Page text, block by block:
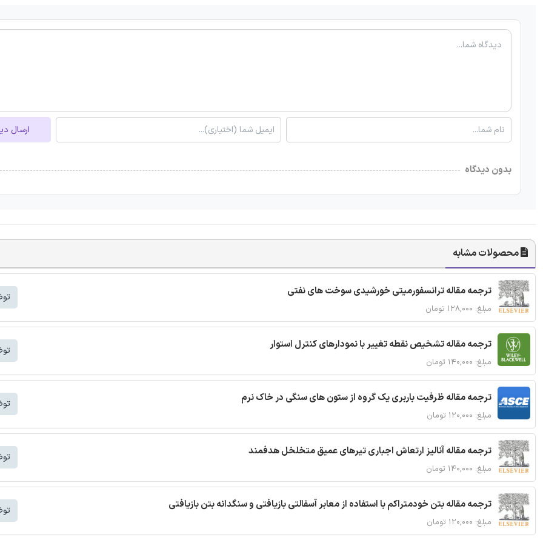
ارسال
بدون دیدگاه
محصولات مشابه
ترجمه مقاله ترانسفورمیتی خورشیدی سوخت های نفتی
مبلغ: ۱۲۸,۰۰۰ تومان
ترجمه مقاله تشخیص نقطه تغییر با نمودارهای کنترل استوار
مبلغ: ۱۴۰,۰۰۰ تومان
ترجمه مقاله ظرفیت باربری یک گروه از ستون های سنگی در خاک نرم
مبلغ: ۱۲۰,۰۰۰ تومان
ترجمه مقاله آنالیز ارتعاش اجباری تیرهای عمیق متخلخل هدفمند
مبلغ: ۱۴۰,۰۰۰ تومان
ترجمه مقاله بتن خودمتراکم با استفاده از معابر آسفالتی بازیافتی و سنگدانه بتن بازیافتی
مبلغ: ۱۲۰,۰۰۰ تومان